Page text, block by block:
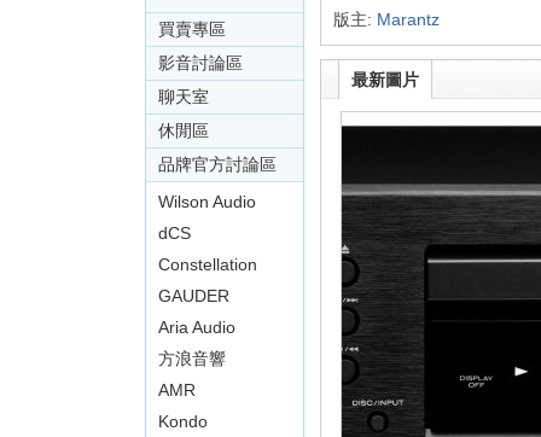
en
dy
.c
o
m
影
俱
樂
部
買賣專區
影音討論區
聊天室
休閒區
品牌官方討論區
Wilson Audio
dCS
Constellation
GAUDER
AKUSTIK
Aria Audio
方浪音響
AMR
Kondo
版主: Marantz
最新圖片